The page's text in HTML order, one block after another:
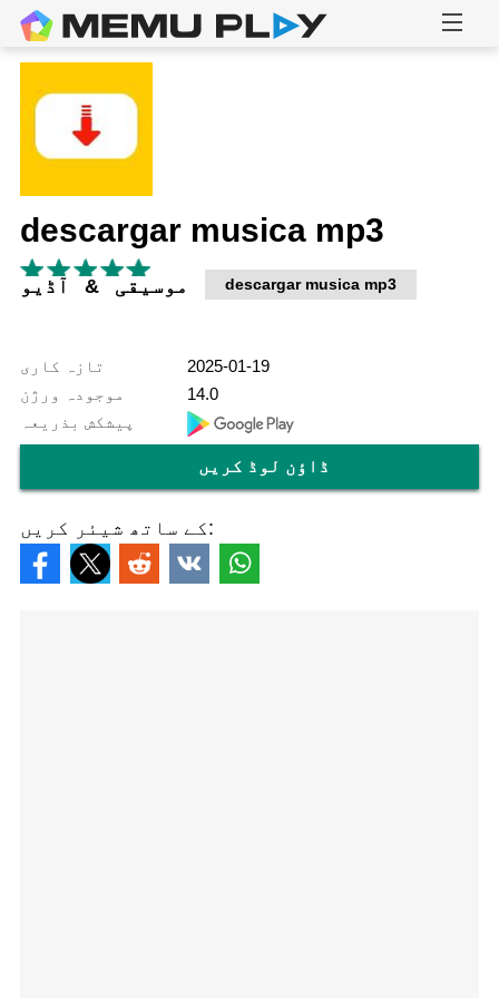
descargar musica mp3
موسیقی & آڈیو descargar musica mp3
تازہ کاری
2025-01-19
موجودہ ورژن
14.0
پیشکش بذریعہ
ڈاؤن لوڈ کریں
کے ساتھ شیئر کریں: